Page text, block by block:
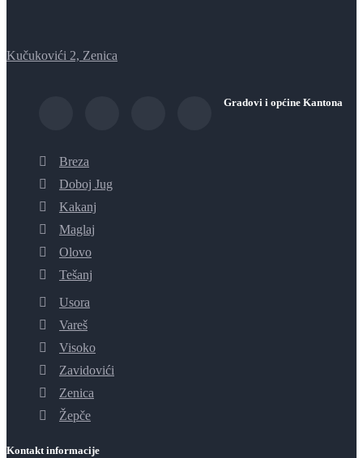
Kučukovići 2, Zenica
Gradovi i općine Kantona
Breza
Doboj Jug
Kakanj
Maglaj
Olovo
Tešanj
Usora
Vareš
Visoko
Zavidovići
Zenica
Žepče
Kontakt informacije